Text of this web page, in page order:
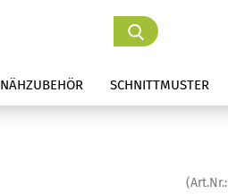
NÄHZUBEHÖR SCHNITTMUSTER
(Art.Nr.: